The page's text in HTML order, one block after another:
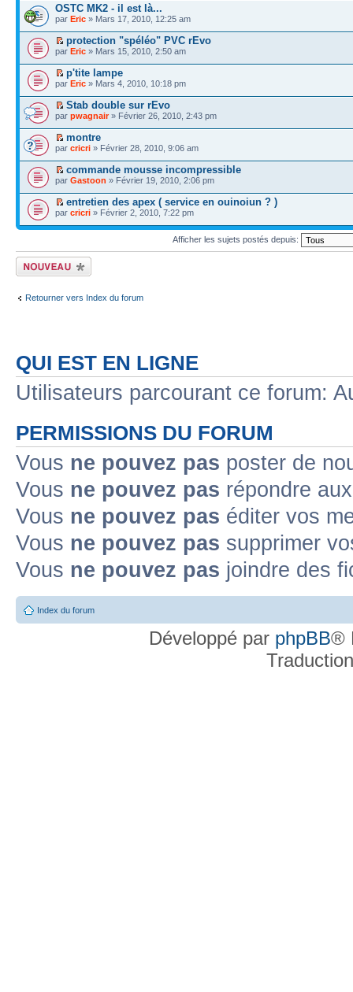
OSTC MK2 - il est là...
par Eric » Mars 17, 2010, 12:25 am
protection "spéléo" PVC rEvo
par Eric » Mars 15, 2010, 2:50 am
p'tite lampe
par Eric » Mars 4, 2010, 10:18 pm
Stab double sur rEvo
par pwagnair» Février 26, 2010, 2:43 pm
montre
par cricri » Février 28, 2010, 9:06 am
commande mousse incompressible
par Gastoon » Février 19, 2010, 2:06 pm
entretien des apex ( service en ouinoiun ? )
par cricri » Février 2, 2010, 7:22 pm
Afficher les sujets postés depuis:
Écrire un nouveau
sujet
Retourner vers Index du forum
QUI EST EN LIGNE
Utilisateurs parcourant ce forum:
PERMISSIONS DU FORUM
Vous ne pouvez pas poster de
Vous ne pouvez pas répondre
Vous ne pouvez pas éditer vos
Vous ne pouvez pas supprimer
Vous ne pouvez pas joindre des
Index du forum
Développé par phpBB®